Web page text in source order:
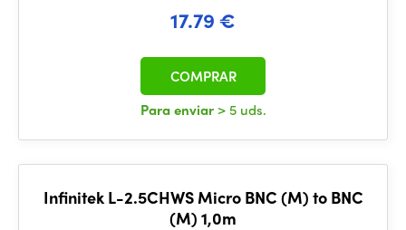
17.79 €
Para enviar > 5 uds.
COMPRAR
Infinitek L-2.5CHWS Micro BNC (M) to BNC
(M) 1,0m